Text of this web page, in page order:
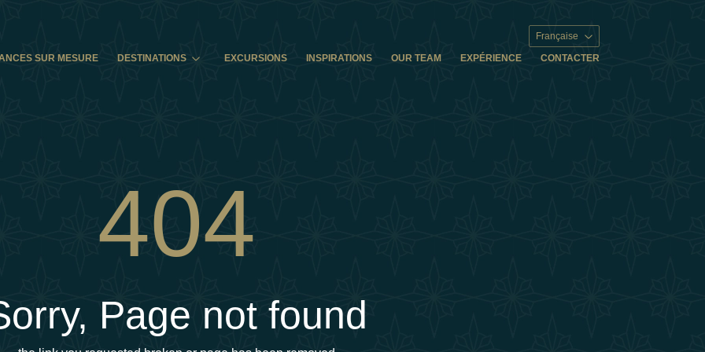
Française
SUR MESURE
DESTINATIONS EXCURSIONS INSPIRATIONS OUR TEAM EXPÉRIENCE CONTACTER
404
Page not found